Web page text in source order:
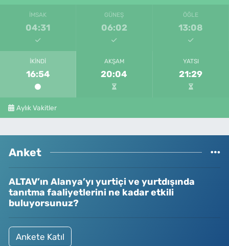
İMSAK
04:31
GÜNEŞ
06:02
ÖĞLE
13:08
İKINDI
16:54
AKŞAM
20:04
YATSI
21:29
Aylık Vakitler
Anket
ALTAV’ın Alanya’yı yurtiçi ve yurtdışında
tanıtma faaliyetlerini ne kadar etkili
buluyorsunuz?
Ankete Katıl